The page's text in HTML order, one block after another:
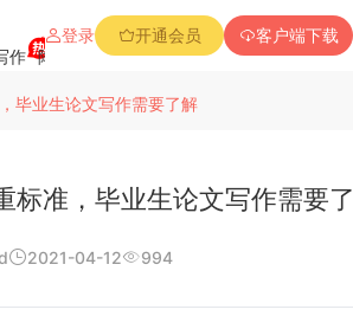
作 降重复率 降Aigc率 免费查重 PPT创作
登录 开通会员 客户端下载
毕业生论文写作需要了解
标准，毕业生论文写作需要
2021-04-12 994